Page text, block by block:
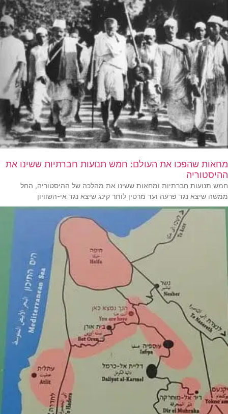
מחאות שהפכו את העולם: חמש תנועות חברתיות ששינו את
ההיסטוריה
חמש תנועות חברתיות ומחאות ששינו את מהלכה של ההיסטוריה, החל
ממשה שיצא נגד פרעה ועד מרטין לותר קינג שיצא נגד אי-השוויון